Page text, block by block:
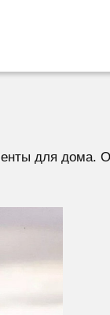
для дома.